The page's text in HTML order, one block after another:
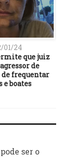
01/24
que juiz
de
frequentar
e boates
ser o